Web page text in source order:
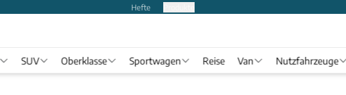
Hefte
SUV Oberklasse Sportwagen Reise Van Nutzfahrzeuge